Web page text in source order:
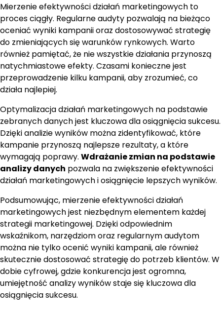
Mierzenie efektywności działań marketingowych to
proces ciągły. Regularne audyty pozwalają na bieżąco
oceniać wyniki kampanii oraz dostosowywać strategię
do zmieniających się warunków rynkowych. Warto
również pamiętać, że nie wszystkie działania przynoszą
natychmiastowe efekty. Czasami konieczne jest
przeprowadzenie kilku kampanii, aby zrozumieć, co
działa najlepiej.
Optymalizacja działań marketingowych na podstawie
zebranych danych jest kluczowa dla osiągnięcia sukcesu.
Dzięki analizie wyników można zidentyfikować, które
kampanie przynoszą najlepsze rezultaty, a które
wymagają poprawy. Wdrażanie zmian na podstawie
analizy danych pozwala na zwiększenie efektywności
działań marketingowych i osiągnięcie lepszych wyników.
Podsumowując, mierzenie efektywności działań
marketingowych jest niezbędnym elementem każdej
strategii marketingowej. Dzięki odpowiednim
wskaźnikom, narzędziom oraz regularnym audytom
można nie tylko ocenić wyniki kampanii, ale również
skutecznie dostosować strategię do potrzeb klientów. W
dobie cyfrowej, gdzie konkurencja jest ogromna,
umiejętność analizy wyników staje się kluczowa dla
osiągnięcia sukcesu.